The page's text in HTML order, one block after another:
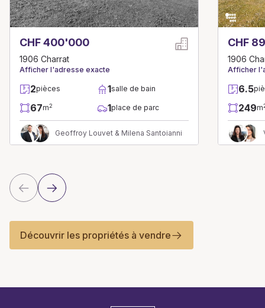
CHF 400'000
1906 Charrat
Afficher l'adresse exacte
2pièces 1salle de bain
67m2 1place de parc
Geoffroy Louvet & Milena Santoianni
CHF
1906
Afficher
6.5
249m
Découvrir les propriétés à vendre